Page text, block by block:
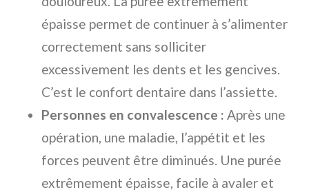
épaisse permet de continuer à s’alimenter
correctement sans solliciter
excessivement les dents et les gencives.
C’est le confort dentaire dans l’assiette.
Personnes en convalescence : Après une
opération, une maladie, l’appétit et les
forces peuvent être diminués. Une purée
extrêmement épaisse, facile à avaler et